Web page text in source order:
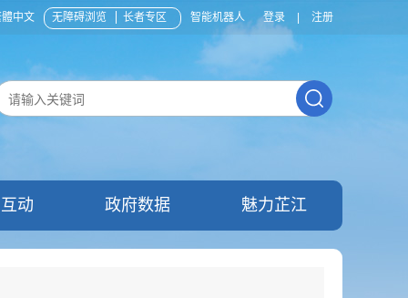
中文 无障碍浏览 长者专区 智能机器人 登录 注册
动 政府数据 魅力芷江